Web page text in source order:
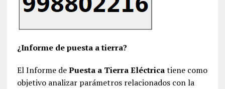
¿Informe de puesta a tierra?
El Informe dePuesta a Tierra Eléctricatiene como
objetivo analizar parámetros relacionados con la